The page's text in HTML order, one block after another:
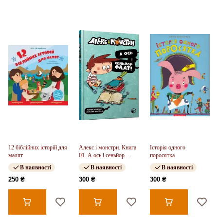
12 біблійних історій для
малят
В наявності
250 ₴
Алекс і монстри. Книга
01. А ось і сеньйор
Флат!
В наявності
300 ₴
Історія одного
поросятка
В наявності
300 ₴